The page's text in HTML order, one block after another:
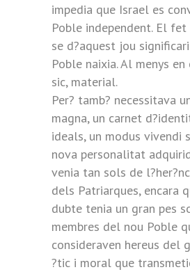
impedia que Israel es
Poble independent. El
se d?aquest jou
Poble naixia. Al menys
sic, material.
Per? tamb? necessitava
magna, un carnet
ideals, un modus vivendi
nova personalitat
venia tan sols de
dels Patriarques, encara
dubte tenia un gran pes
membres del nou Poble
consideraven hereus del
?tic i moral que